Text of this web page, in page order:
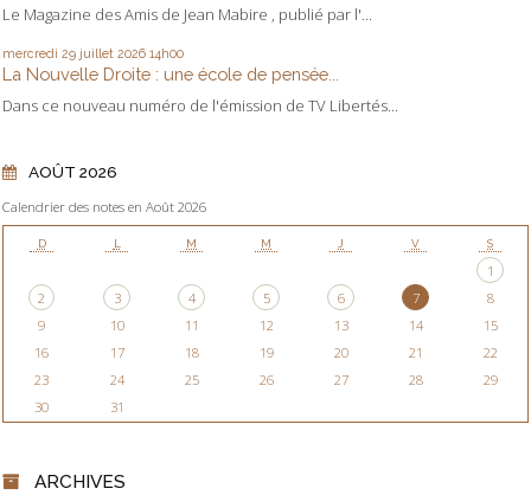
Le Magazine des Amis de Jean Mabire , publié par l'...
mercredi 29 juillet 2026 14h00
La Nouvelle Droite : une école de pensée...
Dans ce nouveau numéro de l'émission de TV Libertés...
AOÛT 2026
Calendrier des notes en Août 2026
D L M M J V S
1
2
3 4 5 6 7
8
9
10 11 12 13 14
15
16
17 18 19 20 21
22
23
24 25 26 27 28
29
30
31
ARCHIVES